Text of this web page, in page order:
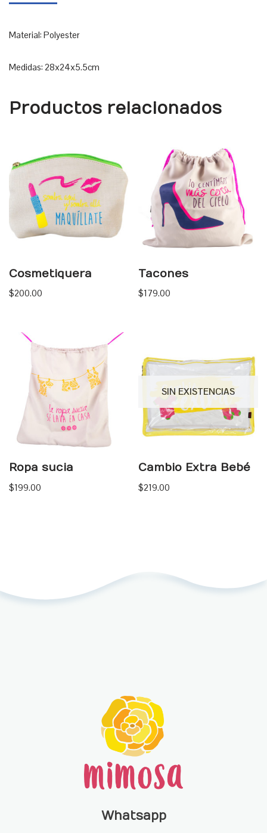
Material: Polyester
Medidas: 28x24x5.5cm
Productos relacionados
Cosmetiquera
$200.00
Tacones
$179.00
Ropa sucia
$199.00
SIN EXISTENCIAS
Cambio Extra Bebé
$219.00
Whatsapp